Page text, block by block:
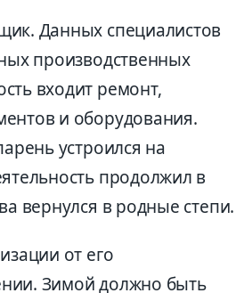
Данных специалистов
производственных
входит ремонт,
и оборудования.
устроился на
продолжил в
вернулся в родные степи.
от его
Зимой должно быть